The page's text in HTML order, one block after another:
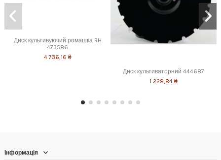
Диск культивуючий ромашка RH
473586
4 736,16 ₴
Диск культиваторний 444687
1 228,84 ₴
Інформація